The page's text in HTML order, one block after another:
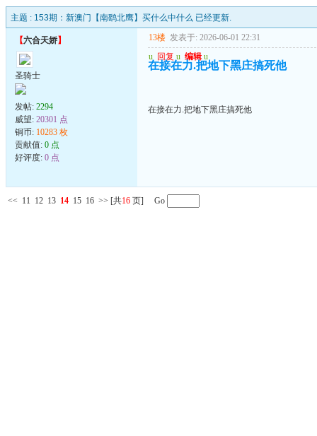
主题 : 153期：新澳门【南鹞北鹰】买什么中什么 已经更新.
【六合天娇】
圣骑士
发帖: 2294
威望: 20301 点
铜币: 10283 枚
贡献值: 0 点
好评度: 0 点
13楼 发表于: 2026-06-01 22:31
u 回复 u 编辑 u
在接在力.把地下黑庄搞死他
在接在力.把地下黑庄搞死他
<< 11 12 13 14 15 16 >> [共16 页] Go